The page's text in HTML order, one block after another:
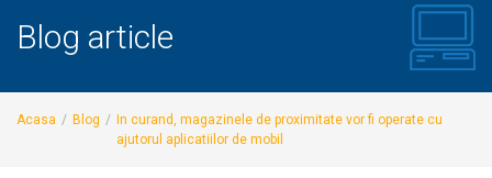
Blog article
Acasa / Blog / In curand, magazinele de proximitate vor fi operate cu
ajutorul aplicatiilor de mobil